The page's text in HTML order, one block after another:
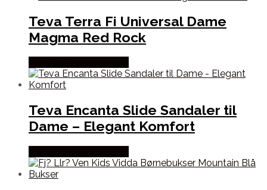
Teva Terra Fi Universal Dame
Magma Red Rock
Teva Encanta Slide Sandaler til
Dame – Elegant Komfort